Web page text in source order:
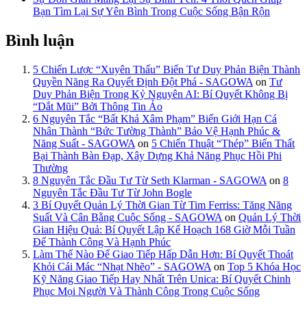
Bạn Tìm Lại Sự Yên Bình Trong Cuộc Sống Bận Rộn
Bình luận
5 Chiến Lược “Xuyên Thấu” Biến Tư Duy Phản Biện Thành
Quyền Năng Ra Quyết Định Đột Phá - SAGOWA on Tư
Duy Phản Biện Trong Kỷ Nguyên AI: Bí Quyết Không Bị
“Dắt Mũi” Bởi Thông Tin Ảo
6 Nguyên Tắc “Bất Khả Xâm Phạm” Biến Giới Hạn Cá
Nhân Thành “Bức Tường Thành” Bảo Vệ Hạnh Phúc &
Năng Suất - SAGOWA on 5 Chiến Thuật “Thép” Biến Thất
Bại Thành Bàn Đạp, Xây Dựng Khả Năng Phục Hồi Phi
Thường
8 Nguyên Tắc Đầu Tư Từ Seth Klarman - SAGOWA on 8
Nguyên Tắc Đầu Tư Từ John Bogle
3 Bí Quyết Quản Lý Thời Gian Từ Tim Ferriss: Tăng Năng
Suất Và Cân Bằng Cuộc Sống - SAGOWA on Quản Lý Thời
Gian Hiệu Quả: Bí Quyết Lập Kế Hoạch 168 Giờ Mỗi Tuần
Để Thành Công Và Hạnh Phúc
Làm Thế Nào Để Giao Tiếp Hấp Dẫn Hơn: Bí Quyết Thoát
Khỏi Cái Mác “Nhạt Nhẽo” - SAGOWA on Top 5 Khóa Học
Kỹ Năng Giao Tiếp Hay Nhất Trên Unica: Bí Quyết Chinh
Phục Mọi Người Và Thành Công Trong Cuộc Sống